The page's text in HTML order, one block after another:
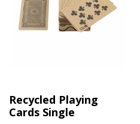
Recycled Playing
Cards Single